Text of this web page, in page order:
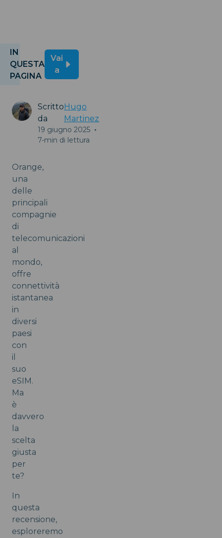
IN
QUESTA
PAGINA
Vai
a
Scritto
da
Hugo
Martinez
19 giugno 2025 •
7-min di lettura
Orange,
una
delle
principali
compagnie
di
telecomunicazioni
al
mondo,
offre
connettività
istantanea
in
diversi
paesi
con
il
suo
eSIM.
Ma
è
davvero
la
scelta
giusta
per
te?
In
questa
recensione,
esploreremo